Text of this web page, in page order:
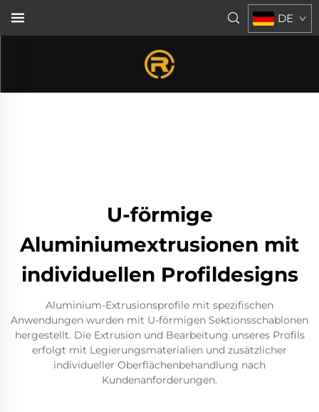
DE
U-förmige
Aluminiumextrusionen mit
individuellen Profildesigns
Aluminium-Extrusionsprofile mit spezifischen
Anwendungen wurden mit U-förmigen Sektionsschablonen
hergestellt. Die Extrusion und Bearbeitung unseres Profils
erfolgt mit Legierungsmaterialien und zusätzlicher
individueller Oberflächenbehandlung nach
Kundenanforderungen.